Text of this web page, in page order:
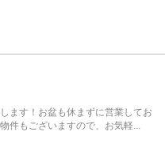
ます！お盆も休まずに営業してお
件もございますので、お気軽...